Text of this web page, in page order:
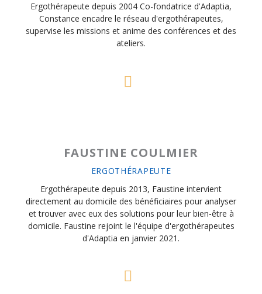
Ergothérapeute depuis 2004 Co-fondatrice d'Adaptia,
Constance encadre le réseau d'ergothérapeutes,
supervise les missions et anime des conférences et des
ateliers.
FAUSTINE COULMIER
ERGOTHÉRAPEUTE
Ergothérapeute depuis 2013, Faustine intervient
directement au domicile des bénéficiaires pour analyser
et trouver avec eux des solutions pour leur bien-être à
domicile. Faustine rejoint le l'équipe d'ergothérapeutes
d'Adaptia en janvier 2021.